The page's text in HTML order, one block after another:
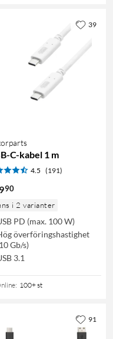
C-kabel 1 m
4.5 (191)
90
i 2 varianter
PD (max. 100 W)
överföringshastighet
Gb/s)
3.1
: 100+ st
39
91